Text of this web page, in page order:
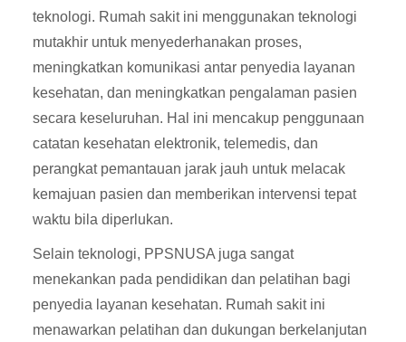
teknologi. Rumah sakit ini menggunakan teknologi
mutakhir untuk menyederhanakan proses,
meningkatkan komunikasi antar penyedia layanan
kesehatan, dan meningkatkan pengalaman pasien
secara keseluruhan. Hal ini mencakup penggunaan
catatan kesehatan elektronik, telemedis, dan
perangkat pemantauan jarak jauh untuk melacak
kemajuan pasien dan memberikan intervensi tepat
waktu bila diperlukan.
Selain teknologi, PPSNUSA juga sangat
menekankan pada pendidikan dan pelatihan bagi
penyedia layanan kesehatan. Rumah sakit ini
menawarkan pelatihan dan dukungan berkelanjutan